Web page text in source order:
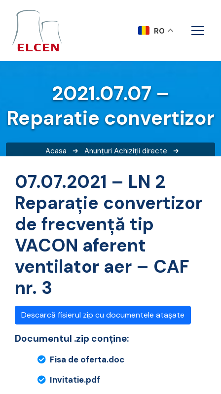
2021.07.07 –
Reparatie convertizor
Acasa Anunțuri Achiziții directe
07.07.2021 – LN 2
Reparație convertizor
de frecvență tip
VACON aferent
ventilator aer – CAF
nr. 3
Descarcă fisierul zip cu documentele atașate
Documentul .zip conține:
Fisa de oferta.doc
Invitatie.pdf
RO